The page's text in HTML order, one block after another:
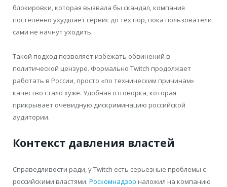
блокировки, которая вызвала бы скандал, компания
постепенно ухудшает сервис до тех пор, пока пользователи
сами не начнут уходить.
Такой подход позволяет избежать обвинений в
политической цензуре. Формально Twitch продолжает
работать в России, просто «по техническим причинам»
качество стало хуже. Удобная отговорка, которая
прикрывает очевидную дискриминацию российской
аудитории.
Контекст давления властей
Справедливости ради, у Twitch есть серьезные проблемы с
российскими властями. Роскомнадзор наложил на компанию